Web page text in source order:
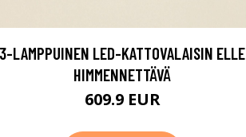
3-LAMPPUINEN LED-KATTOVALAISIN ELLE
HIMMENNETTÄVÄ
609.9 EUR